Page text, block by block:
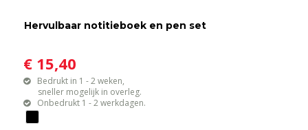
Hervulbaar notitieboek en pen set
€ 15,40
Bedrukt in 1 - 2 weken,
sneller mogelijk in overleg.
Onbedrukt 1 - 2 werkdagen.